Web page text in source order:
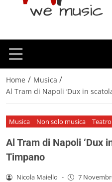
Home / Musica /
Al Tram di Napoli ‘Dux in
Musica Non solo musica
Al Tram di Napoli ‘Dux
Timpano
Nicola Maiello - 7